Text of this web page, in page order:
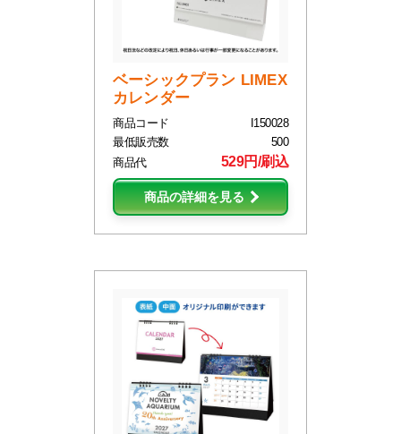
ベーシックプラン LIMEX
カレンダー
商品コード
I150028
最低販売数
500
商品代
529円/刷込
商品の詳細を見る